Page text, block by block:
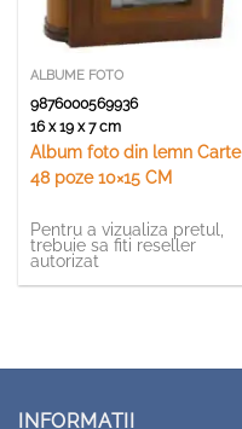
ALBUME FOTO
9876000569936
16 x 19 x 7 cm
Album foto din lemn Carte
48 poze 10×15 CM
Pentru a vizualiza pretul,
trebuie sa fiti reseller
autorizat
INFORMATII